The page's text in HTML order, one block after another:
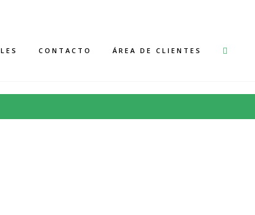
CONTACTO ÁREA DE CLIENTES